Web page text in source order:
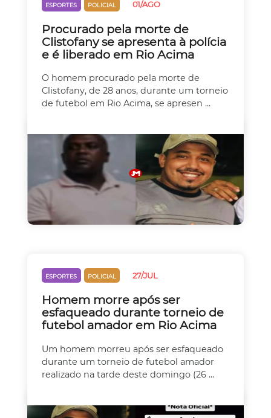
ESPORTES POLICIAL 01/AGO
Procurado pela morte de
Clistofany se apresenta à polícia
e é liberado em Rio Acima
O homem procurado pela morte de
Clistofany, de 28 anos, durante um torneio
de futebol em Rio Acima, se apresen ...
ESPORTES POLICIAL 27/JUL
Homem morre após ser
esfaqueado durante torneio de
futebol amador em Rio Acima
Um homem morreu após ser esfaqueado
durante um torneio de futebol amador
realizado na tarde deste domingo (26 ...